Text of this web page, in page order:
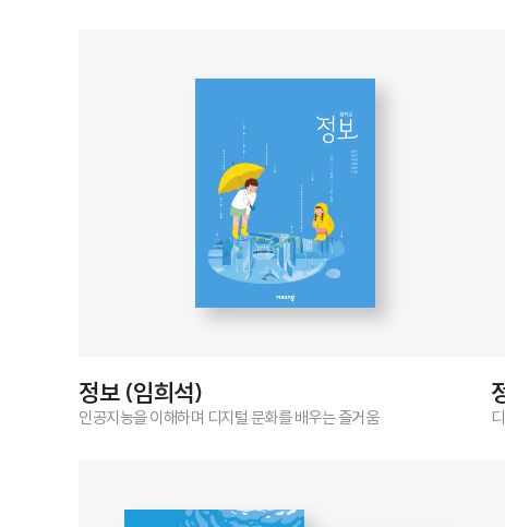
정보 (임희석)
인공지능을 이해하며 디지털 문화를 배우는 즐거움